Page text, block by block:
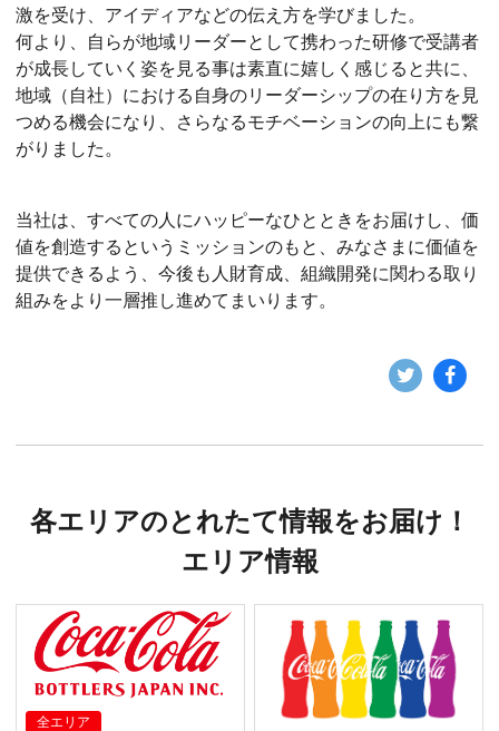
激を受け、アイディアなどの伝え方を学びました。
何より、自らが地域リーダーとして携わった研修で受講者
が成長していく姿を見る事は素直に嬉しく感じると共に、
地域（自社）における自身のリーダーシップの在り方を見
つめる機会になり、さらなるモチベーションの向上にも繋
がりました。
当社は、すべての人にハッピーなひとときをお届けし、価
値を創造するというミッションのもと、みなさまに価値を
提供できるよう、今後も人財育成、組織開発に関わる取り
組みをより一層推し進めてまいります。
各エリアのとれたて情報をお届け！
エリア情報
全エリア